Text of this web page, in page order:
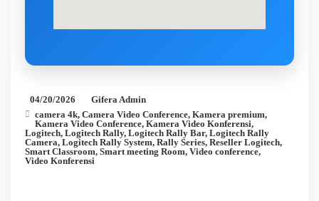
04/20/2026
Gifera Admin
camera 4k, Camera Video Conference, Kamera premium,
Kamera Video Conference, Kamera Video Konferensi,
Logitech, Logitech Rally, Logitech Rally Bar, Logitech Rally
Camera, Logitech Rally System, Rally Series, Reseller Logitech,
Smart Classroom, Smart meeting Room, Video conference,
Video Konferensi